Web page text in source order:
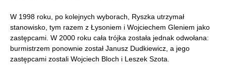
W 1998 roku, po kolejnych wyborach, Ryszka utrzymał
stanowisko, tym razem z Łysoniem i Wojciechem Gleniem jako
zastępcami. W 2000 roku cała trójka została jednak odwołana:
burmistrzem ponownie został Janusz Dudkiewicz, a jego
zastępcami zostali Wojciech Bloch i Leszek Szota.